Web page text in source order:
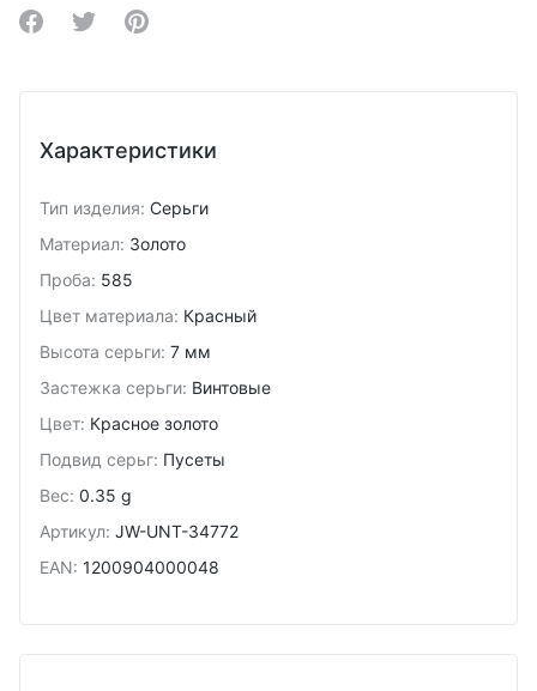
Share on Facebook
Share on Twitter
Share on Pinterest
Характеристики
Тип изделия: Серьги
Материал: Золото
Проба: 585
Цвет материала: Красный
Высота серьги: 7 мм
Застежка серьги: Винтовые
Цвет: Красное золото
Подвид cерьг: Пусеты
Вес: 0.35 g
Артикул: JW-UNT-34772
EAN: 1200904000048